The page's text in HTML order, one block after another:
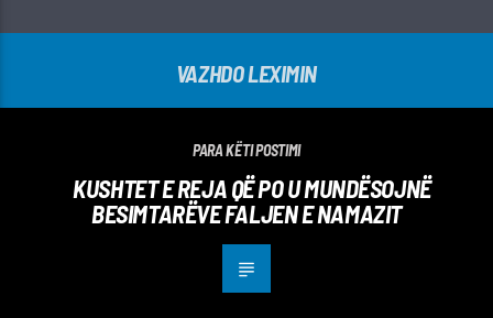
VAZHDO LEXIMIN
PARA KËTI POSTIMI
KUSHTET E REJA QË PO U MUNDËSOJNË
BESIMTARËVE FALJEN E NAMAZIT